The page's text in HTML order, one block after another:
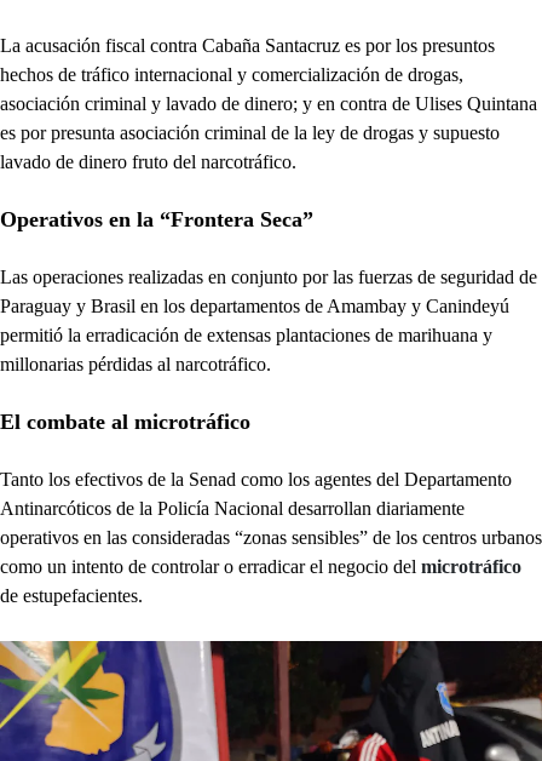
La acusación fiscal contra Cabaña Santacruz es por los presuntos
hechos de tráfico internacional y comercialización de drogas,
asociación criminal y lavado de dinero; y en contra de Ulises Quintana
es por presunta asociación criminal de la ley de drogas y supuesto
lavado de dinero fruto del narcotráfico.
Operativos en la “Frontera Seca”
Las operaciones realizadas en conjunto por las fuerzas de seguridad de
Paraguay y Brasil en los departamentos de Amambay y Canindeyú
permitió la erradicación de extensas plantaciones de marihuana y
millonarias pérdidas al narcotráfico.
El combate al microtráfico
Tanto los efectivos de la Senad como los agentes del Departamento
Antinarcóticos de la Policía Nacional desarrollan diariamente
operativos en las consideradas “zonas sensibles” de los centros urbanos
como un intento de controlar o erradicar el negocio del microtráfico
de estupefacientes.